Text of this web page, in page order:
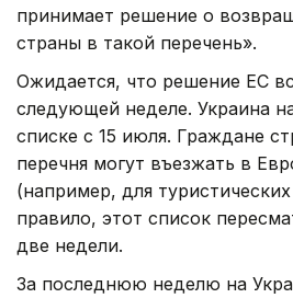
принимает решение о
страны в такой перечень».
Ожидается, что решение ЕС
следующей неделе. Украина
списке с 15 июля. Граждане
перечня могут въезжать в
(например, для
правило, этот список
две недели.
За последнюю неделю на